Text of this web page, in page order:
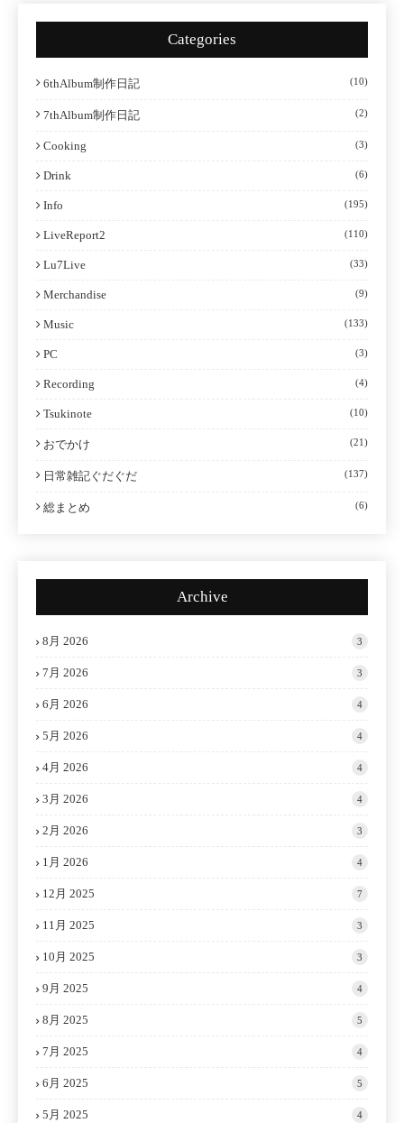
Categories
6thAlbum制作日記 (10)
7thAlbum制作日記 (2)
Cooking (3)
Drink (6)
Info (195)
LiveReport2 (110)
Lu7Live (33)
Merchandise (9)
Music (133)
PC (3)
Recording (4)
Tsukinote (10)
おでかけ (21)
日常雑記ぐだぐだ (137)
総まとめ (6)
Archive
8月 2026 3
7月 2026 3
6月 2026 4
5月 2026 4
4月 2026 4
3月 2026 4
2月 2026 3
1月 2026 4
12月 2025 7
11月 2025 3
10月 2025 3
9月 2025 4
8月 2025 5
7月 2025 4
6月 2025 5
5月 2025 4